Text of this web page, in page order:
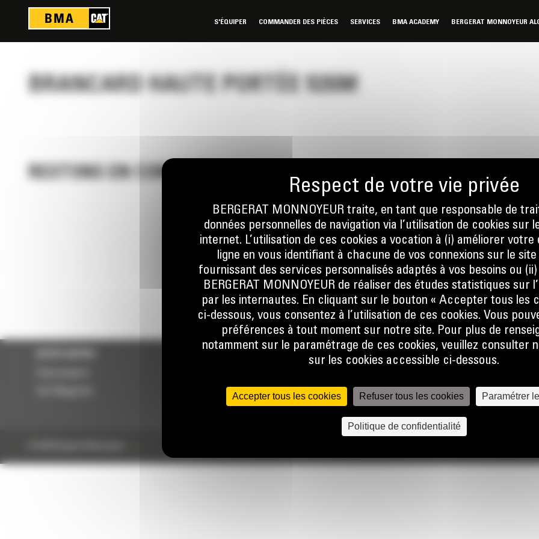
S'ÉQUIPER COMMANDER DES PIÈCES SERVICES BMA ACADEMY BERGERAT MONNOYEUR
BRANCARD HAUTE PORTÉE 926M
RESTONS EN CONTACT
Appelez-nous
0770 555 556
Écrivez-
ACCÈS RAPIDE
BMA Academy
ACCÈS RAPIDE
Cat Magazine
Panneau de gestion des cookies
BERGERAT MONNOYEUR traite, en tant que responsable de
données personnelles de navigation via l’utilisation de cookies sur
internet. L’utilisation de ces cookies a vocation à (i) améliorer votre
ligne en vous identifiant à chacune de vos connexions sur le
fournissant des services personnalisés adaptés à vos besoins ou
BERGERAT MONNOYEUR de réaliser des études statistiques sur
par les internautes. En cliquant sur le bouton « Accepter tous les
ci-dessous, vous consentez à l’utilisation de ces cookies. Vous
préférences à tout moment sur notre site. Pour plus de
notamment sur le paramétrage de ces cookies, veuillez consulter
sur les cookies accessible ci-dessous.
Accepter tous les cookies Refuser tous les cookies Paramétrer
Politique de confidentialité